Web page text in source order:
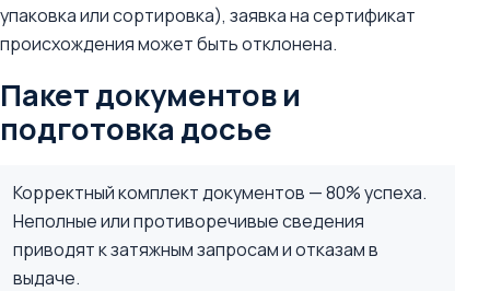
упаковка или сортировка), заявка на сертификат
происхождения может быть отклонена.
Пакет документов и
подготовка досье
Корректный комплект документов — 80% успеха.
Неполные или противоречивые сведения
приводят к затяжным запросам и отказам в
выдаче.